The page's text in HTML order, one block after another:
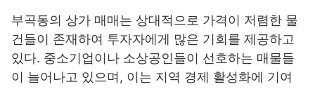
부곡동의 상가 매매는 상대적으로 가격이 저렴한 물
건들이 존재하여 투자자에게 많은 기회를 제공하고
있다. 중소기업이나 소상공인들이 선호하는 매물들
이 늘어나고 있으며, 이는 지역 경제 활성화에 기여